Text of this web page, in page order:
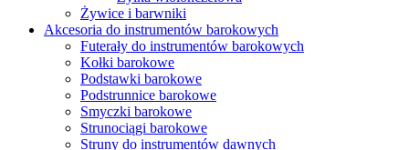
Żywice i barwniki
Akcesoria do instrumentów barokowych
Futerały do instrumentów barokowych
Kołki barokowe
Podstawki barokowe
Podstrunnice barokowe
Smyczki barokowe
Strunociągi barokowe
Struny do instrumentów dawnych